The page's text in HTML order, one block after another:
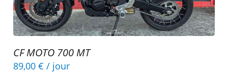
CF MOTO 700 MT
89,00 € / jour